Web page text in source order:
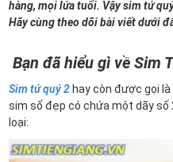
hàng, mọi lứa tuổi. Vậy sim tứ
Hãy cùng theo dõi bài viết dưới
Bạn đã hiểu gì về Sim
Sim tứ quý 2 hay còn được gọi
sim số đẹp có chứa một dãy số
loại: